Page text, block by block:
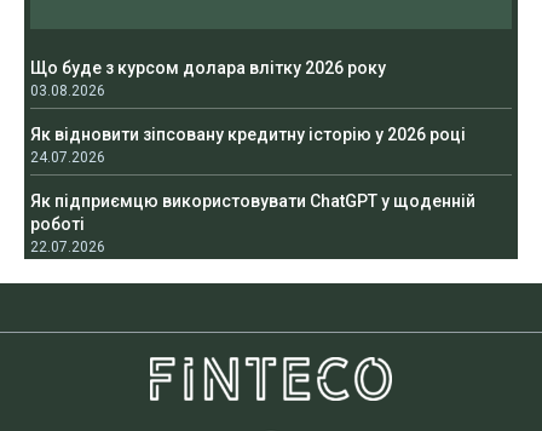
Що буде з курсом долара влітку 2026 року
03.08.2026
Як відновити зіпсовану кредитну історію у 2026 році
24.07.2026
Як підприємцю використовувати ChatGPT у щоденній
роботі
22.07.2026